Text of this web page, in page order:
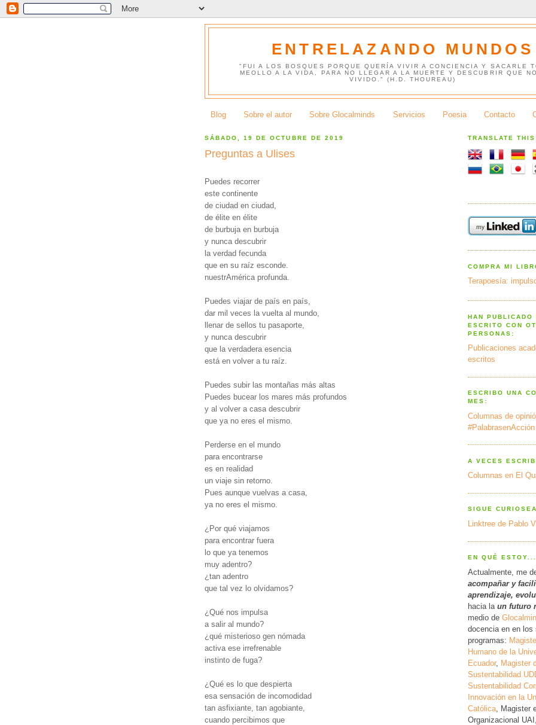
ENTRELAZANDO MUNDOS
"FUI A LOS BOSQUES PORQUE QUERÍA VIVIR A CONCIENCIA Y SACARLE
MEOLLO A LA VIDA, PARA NO LLEGAR A LA MUERTE Y DESCUBRIR QUE
VIVIDO." (H.D. THOUREAU)
Blog Sobre el autor Sobre Glocalminds Servicios Poesia Contacto
SÁBADO, 19 DE OCTUBRE DE 2019
Preguntas a Ulises
Puedes recorrer
este continente
de ciudad en ciudad,
de élite en élite
de burbuja en burbuja
y nunca descubrir
la verdad fecunda
que en su raíz esconde.
nuestrAmérica profunda.
Puedes viajar de país en país,
dar mil veces la vuelta al mundo,
llenar de sellos tu pasaporte,
y nunca descubrir
que la verdadera esencia
está en volver a tu raíz.
Puedes subir las montañas más altas
Puedes bucear los mares más profundos
y al volver a casa descubrir
que ya no eres el mismo.
Perderse en el mundo
para encontrarse
es en realidad
un viaje sin retorno.
Pues aunque vuelvas a casa,
ya no eres el mismo.
¿Por qué viajamos
para encontrar fuera
lo que ya tenemos
muy adentro?
¿tan adentro
que tal vez lo olvidamos?
¿Qué nos impulsa
a salir al mundo?
¿qué misterioso gen nómada
activa ese irrefrenable
instinto de fuga?
¿Qué es lo que despierta
esa sensación de incomodidad
tan asfixiante, tan agobiante,
cuando percibimos que
TRANSLATE
COMPRA MI
Terapoesía:
HAN PUBLICADO
ESCRITO CON
PERSONAS:
Publicaciones
escritos
ESCRIBO UNA
MES:
Columnas de
#PalabrasenAcción
A VECES
Columnas en El
SIGUE
Linktree de Pablo
EN QUÉ ESTOY...
Actualmente, me
acompañar y
aprendizaje,
hacia la un futuro
medio de
docencia en en los
programas:
Humano de la
Ecuador, Magister
Sustentabilidad
Sustentabilidad
Innovación en la
Católica , Magister
Organizacional